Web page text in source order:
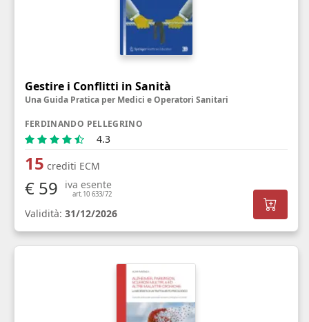
Gestire i Conflitti in Sanità
Una Guida Pratica per Medici e Operatori Sanitari
FERDINANDO PELLEGRINO
4.3
15 crediti ECM
€ 59 iva esente
art.10 633/72
Validità: 31/12/2026